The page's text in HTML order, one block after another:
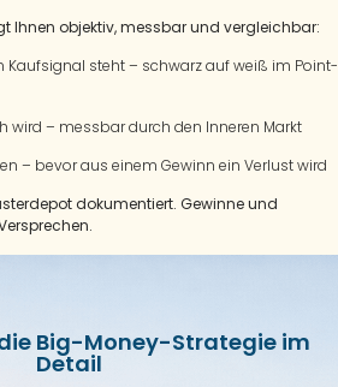
Ihnen objektiv, messbar und vergleichbar:
Kaufsignal steht – schwarz auf weiß im Point-
wird – messbar durch den Inneren Markt
– bevor aus einem Gewinn ein Verlust wird
dokumentiert. Gewinne und
Big-Money-Strategie im
Detail